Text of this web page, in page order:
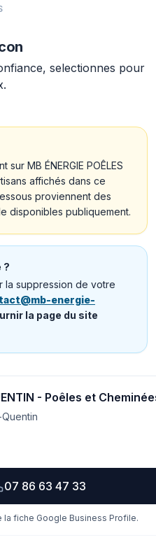
selectionnes pour
MB ÉNERGIE POÊLES
affichés dans ce
proviennent des
disponibles publiquement.
?
la suppression de votre
energie-
la page du site
- Poêles et
07 86 63 47 33
la fiche Google Business Profile.